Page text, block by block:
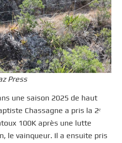
Press
une saison 2025 de haut
Chassagne a pris la 2ᵉ
100K après une lutte
le vainqueur. Il a ensuite pris